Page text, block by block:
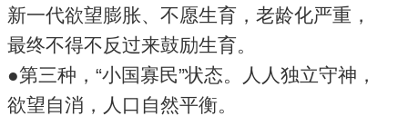
新一代欲望膨胀、不愿生育，老龄化严重，
最终不得不反过来鼓励生育。
●第三种，“小国寡民”状态。人人独立守神，
欲望自消，人口自然平衡。